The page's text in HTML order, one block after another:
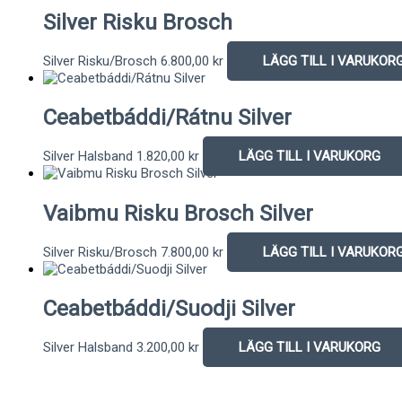
Silver Risku Brosch
Silver Risku/Brosch 6.800,00 kr LÄGG TILL I
Ceabetbáddi/Rátnu Silver
Silver Halsband 1.820,00 kr LÄGG TILL I VARUKORG
Vaibmu Risku Brosch Silver
Silver Risku/Brosch 7.800,00 kr LÄGG TILL I
Ceabetbáddi/Suodji Silver
Silver Halsband 3.200,00 kr LÄGG TILL I VARUKORG